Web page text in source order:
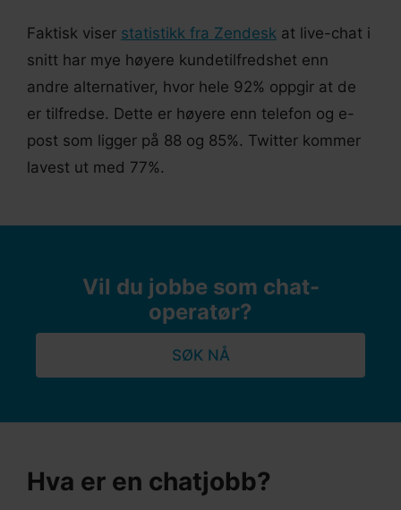
Faktisk viser statistikk fra Zendesk at live-chat i
snitt har mye høyere kundetilfredshet enn
andre alternativer, hvor hele 92% oppgir at de
er tilfredse. Dette er høyere enn telefon og e-
post som ligger på 88 og 85%. Twitter kommer
lavest ut med 77%.
Vil du jobbe som chat-
operatør?
SØK NÅ
Hva er en chatjobb?